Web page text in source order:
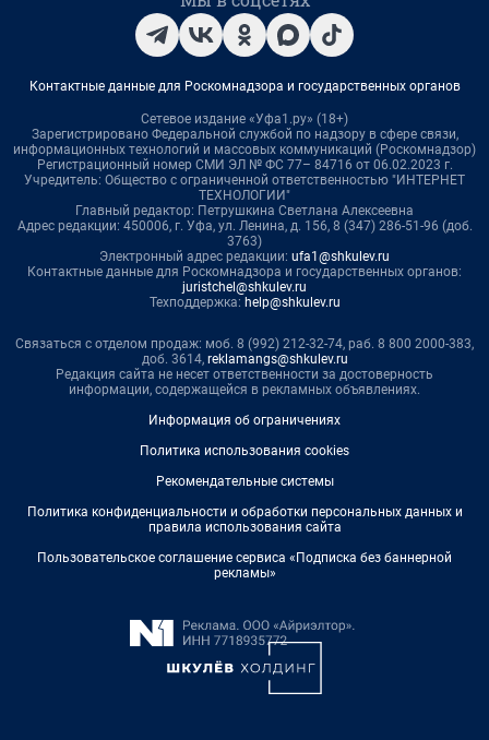
Контактные данные для Роскомнадзора и государственных органов
Сетевое издание «Уфа1.ру» (18+)
Зарегистрировано Федеральной службой по надзору в сфере связи,
информационных технологий и массовых коммуникаций (Роскомнадзор)
Регистрационный номер СМИ ЭЛ № ФС 77– 84716 от 06.02.2023 г.
Учредитель: Общество с ограниченной ответственностью "ИНТЕРНЕТ
ТЕХНОЛОГИИ"
Главный редактор: Петрушкина Светлана Алексеевна
Адрес редакции: 450006, г. Уфа, ул. Ленина, д. 156, 8 (347) 286-51-96 (доб.
3763)
Электронный адрес редакции: ufa1@shkulev.ru
Контактные данные для Роскомнадзора и государственных органов:
juristchel@shkulev.ru
Техподдержка: help@shkulev.ru
Связаться с отделом продаж: моб. 8 (992) 212-32-74, раб. 8 800 2000-383,
доб. 3614, reklamangs@shkulev.ru
Редакция сайта не несет ответственности за достоверность
информации, содержащейся в рекламных объявлениях.
Информация об ограничениях
Политика использования cookies
Рекомендательные системы
Политика конфиденциальности и обработки персональных данных и
правила использования сайта
Пользовательское соглашение сервиса «Подписка без баннерной
рекламы»